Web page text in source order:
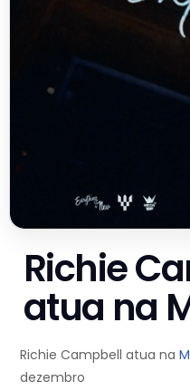
Richie
atua na
Richie Campbell atua na
dezembro